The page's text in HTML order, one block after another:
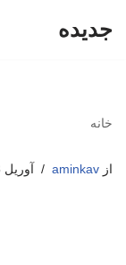
جدیده
خانه
از aminkav آوریل 8, 2026